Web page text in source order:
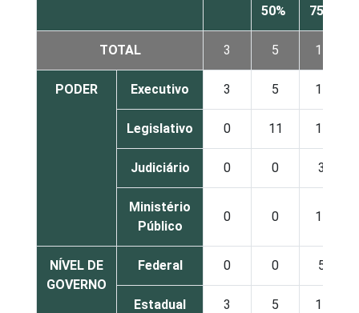
50%
75%
TOTAL 3 5 14
PODER Executivo 3 5 15
Legislativo 0 11 14
Judiciário 0 0 3
Ministério
Público
0 0 14
NÍVEL DE
GOVERNO
Federal 0 0 5
Estadual 3 5 15